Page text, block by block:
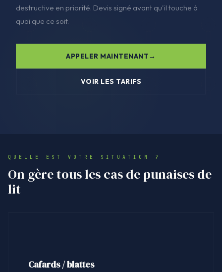
destructive en priorité. Devis signé avant qu'il touche à
quoi que ce soit.
APPELER MAINTENANT
VOIR LES TARIFS
QUELLE EST VOTRE SITUATION ?
On gère tous les cas de punaises de
lit
Cafards / blattes